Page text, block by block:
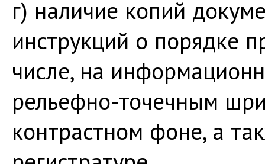
г) наличие копий
инструкций о порядке
числе, на
рельефно-точечным
контрастном фоне, а